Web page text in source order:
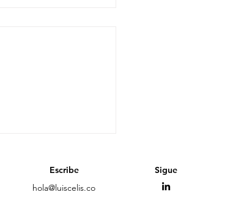
Escribe
hola@luiscelis.co
Sigue